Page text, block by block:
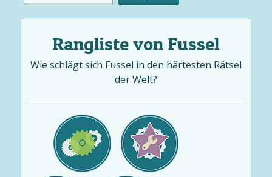
Rangliste von Fussel
Wie schlägt sich Fussel in den härtesten Rätsel
der Welt?